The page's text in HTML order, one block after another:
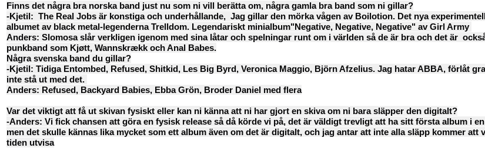
Finns det några bra norska band just nu som ni vill berätta om, några gamla bra band som ni gillar?
-Kjetil: The Real Jobs är konstiga och underhållande, Jag gillar den mörka vågen av Boilotion. Det nya
albumet av black metal-legenderna Trelldom. Legendariskt minialbum"Negative, Negative, Negative" av Girl Army
Anders: Slomosa slår verkligen igenom med sina låtar och spelningar runt om i världen så de är bra och det är
punkband som Kjøtt, Wannskrækk och Anal Babes.
Några svenska band du gillar?
-Kjetil: Tidiga Entombed, Refused, Shitkid, Les Big Byrd, Veronica Maggio, Björn Afzelius. Jag hatar ABBA, förlåt
inte stå ut med det.
Anders: Refused, Backyard Babies, Ebba Grön, Broder Daniel med flera
Var det viktigt att få ut skivan fysiskt eller kan ni känna att ni har gjort en skiva om ni bara släpper den digitalt?
-Anders: Vi fick chansen att göra en fysisk release så då körde vi på, det är väldigt trevligt att ha sitt första album i
men det skulle kännas lika mycket som ett album även om det är digitalt, och jag antar att inte alla släpp kommer att
tiden utvisa